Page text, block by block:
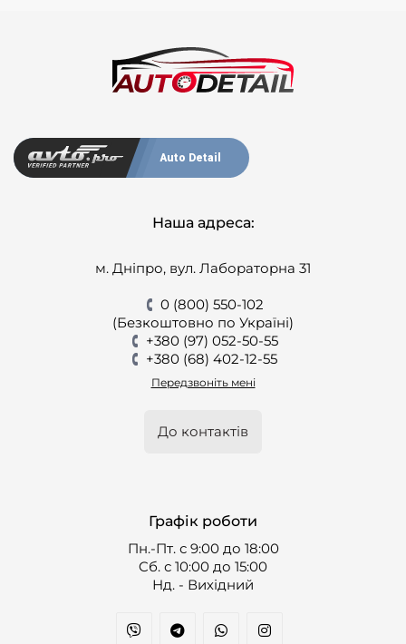
Auto Detail
Наша адреса:
м. Дніпро, вул. Лабораторна 31
0 (800) 550-102
(Безкоштовно по Україні)
+380 (97) 052-50-55
+380 (68) 402-12-55
Передзвоніть мені
До контактів
Графік роботи
Пн.-Пт. с 9:00 до 18:00
Cб. с 10:00 до 15:00
Нд. - Вихідний